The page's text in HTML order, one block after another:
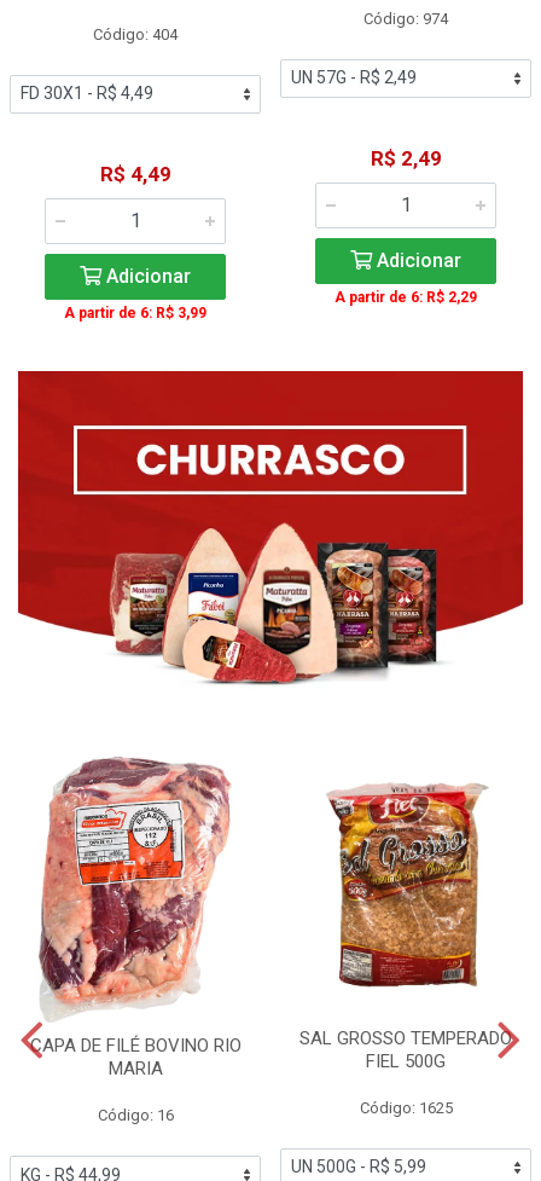
Código: 404
R$ 4,49
Adicionar
A partir de 6: R$ 3,99
Código: 974
R$ 2,49
Adicionar
A partir de 6: R$ 2,29
CAPA DE FILÉ BOVINO RIO
MARIA
Código: 16
SAL GROSSO TEMPERADO
FIEL 500G
Código: 1625